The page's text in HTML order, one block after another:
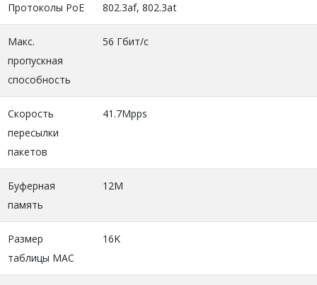
Протоколы PoE 802.3af, 802.3at
Макс.
пропускная
способность
56 Гбит/с
Скорость
пересылки
пакетов
41.7Mpps
Буферная
память
12M
Размер
таблицы MAC
16K